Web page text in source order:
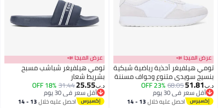
عرض الميجا 📣
تومي هيلفيغر أحذية رياضية شبكية
بنسيج سويدي متنوع وحواف مسننة
د.ب‏51.81
68.05
23% OFF
أقل سعر في 30 يوم
أقل سعر في 30 يوماحصل عليه خلال 13 - 14
عرض الميجا 📣
تومي هيلفيغر شباشب مسبح
بشريط شعار
د.ب‏25.55
31.44
18% OFF
أقل سعر في 30 يوم
أقل سعر في 30 يوماحصل عليه خلال 13 - 14